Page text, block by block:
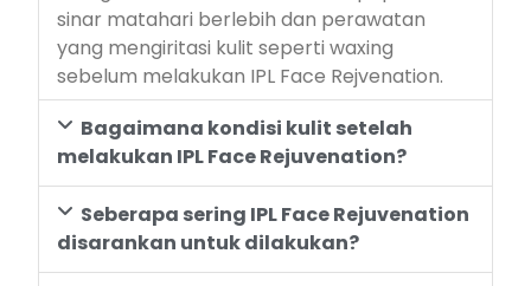
sinar matahari berlebih dan perawatan
yang mengiritasi kulit seperti waxing
sebelum melakukan IPL Face Rejvenation.
Bagaimana kondisi kulit setelah
melakukan IPL Face Rejuvenation?
Seberapa sering IPL Face Rejuvenation
disarankan untuk dilakukan?